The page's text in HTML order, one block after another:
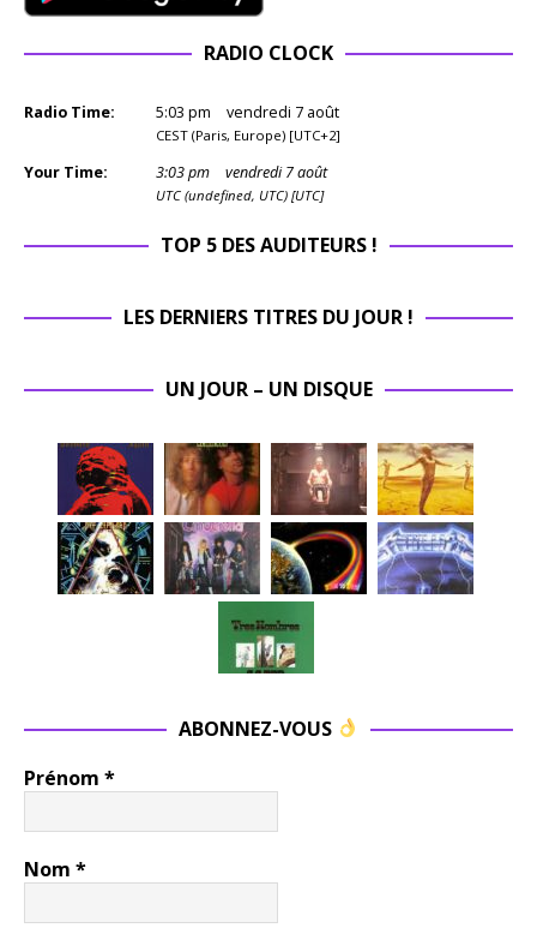
RADIO CLOCK
Radio Time: 5:03 pm vendredi 7 août
CEST (Paris, Europe) [UTC+2]
Your Time: 3:03pm vendredi 7 août
UTC (undefined, UTC) [UTC]
TOP 5 DES AUDITEURS !
LES DERNIERS TITRES DU JOUR !
UN JOUR – UN DISQUE
ABONNEZ-VOUS
Prénom *
Nom *